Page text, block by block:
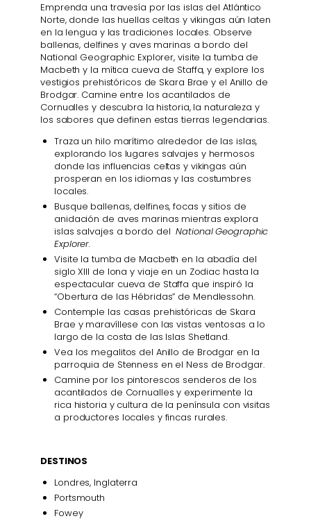
Emprenda una travesía por las islas del Atlántico
Norte, donde las huellas celtas y vikingas aún laten
en la lengua y las tradiciones locales. Observe
ballenas, delfines y aves marinas a bordo del
National Geographic Explorer, visite la tumba de
Macbeth y la mítica cueva de Staffa, y explore los
vestigios prehistóricos de Skara Brae y el Anillo de
Brodgar. Camine entre los acantilados de
Cornualles y descubra la historia, la naturaleza y
los sabores que definen estas tierras legendarias.
Traza un hilo marítimo alrededor de las islas,
explorando los lugares salvajes y hermosos
donde las influencias celtas y vikingas aún
prosperan en los idiomas y las costumbres
locales.
Busque ballenas, delfines, focas y sitios de
anidación de aves marinas mientras explora
islas salvajes a bordo delNational Geographic
Explorer.
Visite la tumba de Macbeth en la abadía del
siglo XIII de Iona y viaje en un Zodiac hasta la
espectacular cueva de Staffa que inspiró la
“Obertura de las Hébridas” de Mendlessohn.
Contemple las casas prehistóricas de Skara
Brae y maravíllese con las vistas ventosas a lo
largo de la costa de las Islas Shetland.
Vea los megalitos del Anillo de Brodgar en la
parroquia de Stenness en el Ness de Brodgar.
Camine por los pintorescos senderos de los
acantilados de Cornualles y experimente la
rica historia y cultura de la península con visitas
a productores locales y fincas rurales.
DESTINOS
Londres, Inglaterra
Portsmouth
Fowey